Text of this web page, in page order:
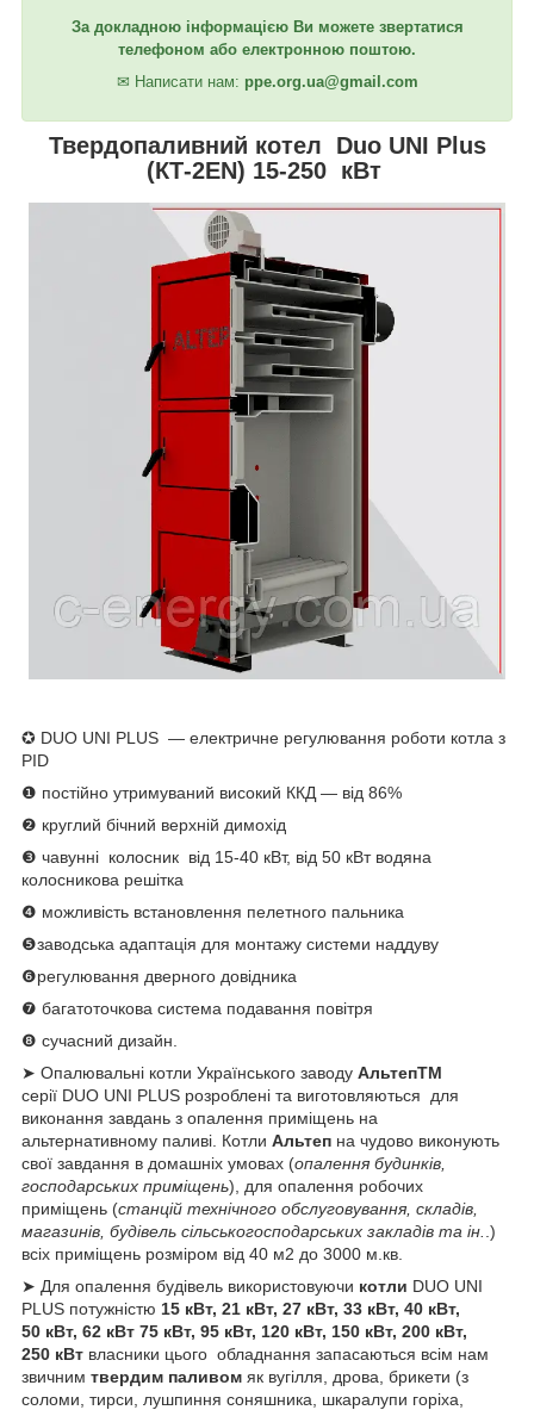
За докладною інформацією Ви можете звертатися
телефоном або електронною поштою.
✉ Написати нам: ppe.org.ua@gmail.com
Твердопаливний котел Duo UNI Plus
(КТ-2ЕN) 15-250 кВт
✪ DUO UNI PLUS — електричне регулювання роботи котла з
PID
❶ постійно утримуваний високий ККД — від 86%
❷ круглий бічний верхній димохід
❸ чавунні колосник від 15-40 кВт, від 50 кВт водяна
колосникова решітка
❹ можливість встановлення пелетного пальника
❺заводська адаптація для монтажу системи наддуву
❻регулювання дверного довідника
❼ багатоточкова система подавання повітря
❽ сучасний дизайн.
➤ Опалювальні котли Українського заводу АльтепTM
серії DUO UNI PLUS розроблені та виготовляються для
виконання завдань з опалення приміщень на
альтернативному паливі. Котли Альтеп на чудово виконують
свої завдання в домашніх умовах (опалення будинків,
господарських приміщень), для опалення робочих
приміщень (станцій технічного обслуговування, складів,
магазинів, будівель сільськогосподарських закладів та ін. .)
всіх приміщень розміром від 40 м2 до 3000 м.кв.
➤ Для опалення будівель використовуючи котли DUO UNI
PLUS потужністю 15 кВт, 21 кВт, 27 кВт, 33 кВт, 40 кВт,
50 кВт, 62 кВт 75 кВт, 95 кВт, 120 кВт, 150 кВт, 200 кВт,
250 кВт власники цього обладнання запасаються всім нам
звичним твердим паливом як вугілля, дрова, брикети (з
соломи, тирси, лушпиння соняшника, шкаралупи горіха,